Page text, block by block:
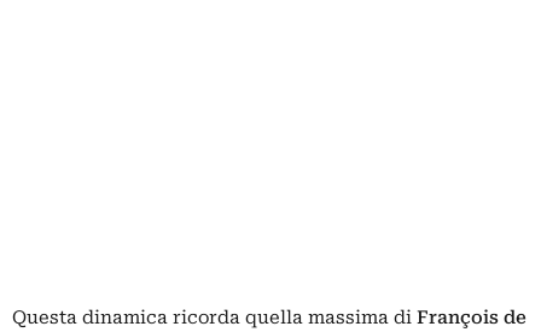
Questa dinamica ricorda quella massima di François de